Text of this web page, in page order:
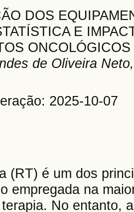
DOS
E
ONCOLÓGICOS
de Oliveira
2025-10-07
(RT) é um dos
empregada na
No entanto,